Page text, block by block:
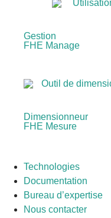
Gestion
FHE Manage
Dimensionneur
FHE Mesure
Technologies
Documentation
Bureau d’expertise
Nous contacter